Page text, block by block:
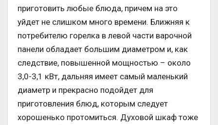
приготовить любые блюда, причем на это
уйдет не слишком много времени. Ближняя к
потребителю горелка в левой части варочной
панели обладает большим диаметром и, как
следствие, повышенной мощностью – около
3,0-3,1 кВт, дальняя имеет самый маленький
диаметр и прекрасно подойдет для
приготовления блюд, которым следует
хорошенько протомиться. Духовой шкаф тоже